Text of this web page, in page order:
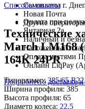
Самовывоз г.
Новая Почта
Другие
Способы оплаты
Оплата при
Янтарная 2а
Наличный и
Наложенный
Оплата частями
Онлайн LiqPay
Подробнее о доставке и
Технические
March LM168
164K 24PR
Типоразмер:385/65
Ширина профиля: 385
Высота профиля: 65
Диаметр колеса: 22,5